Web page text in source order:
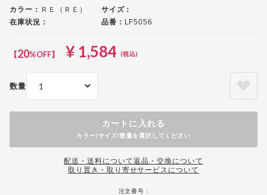
カラー： ＲＥ（ＲＥ）
サイズ：
在庫状況：
品番： LF5056
【20%OFF】 ¥ 1,584 (税込)
数量
カートに入れる
カラー/サイズ/数量を選択してください
配送・送料について返品・交換について
取り置き・取り寄せサービスについて
注文番号 :